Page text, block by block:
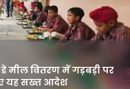
मील वितरण में गड़बड़ी पर
यह सख्त आदेश